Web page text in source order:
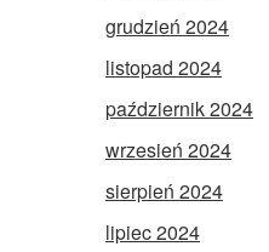
grudzień 2024
listopad 2024
październik 2024
wrzesień 2024
sierpień 2024
lipiec 2024